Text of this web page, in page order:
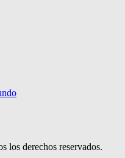
los derechos reservados.